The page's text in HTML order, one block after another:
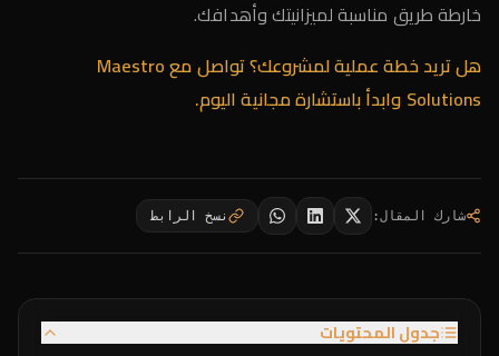
خارطة طريق مناسبة لميزانيتك وأهدافك.
هل تريد خطة عملية لمشروعك؟
تواصل مع Maestro
Solutions وابدأ باستشارة مجانية اليوم.
شارك المقال: نسخ الرابط
جدول المحتويات